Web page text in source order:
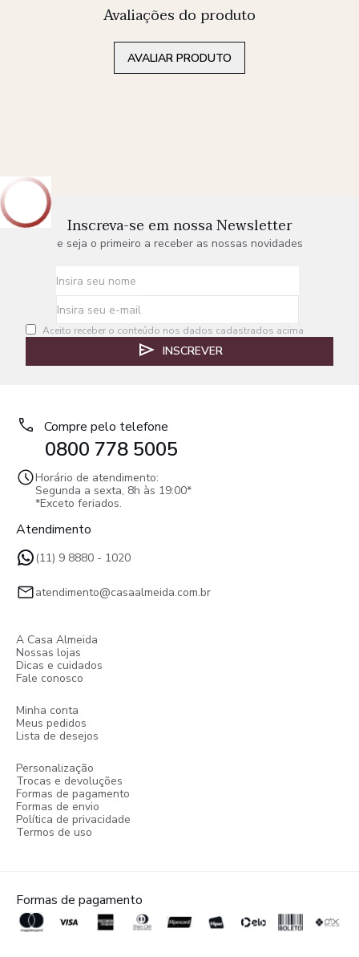
Avaliações do produto
AVALIAR PRODUTO
Inscreva-se em nossa Newsletter
e seja o primeiro a receber as nossas novidades
Aceito receber o conteúdo nos dados cadastrados acima
INSCREVER
Compre pelo telefone
0800 778 5005
Horário de atendimento:
Segunda a sexta, 8h às 19:00*
*Exceto feriados.
Atendimento
(11) 9 8880 - 1020
atendimento@casaalmeida.com.br
A Casa Almeida
Nossas lojas
Dicas e cuidados
Fale conosco
Minha conta
Meus pedidos
Lista de desejos
Personalização
Trocas e devoluções
Formas de pagamento
Formas de envio
Política de privacidade
Termos de uso
Formas de pagamento